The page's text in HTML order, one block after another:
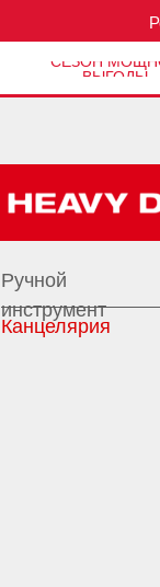
СЕЗОН
ВЫГОДЫ
Ручной
инструмент
Канцелярия